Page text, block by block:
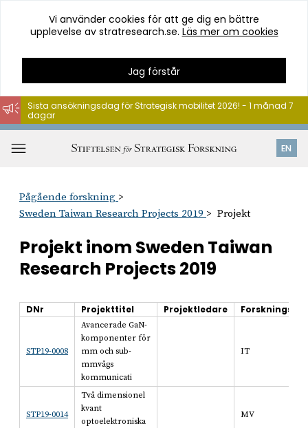
Hoppa
till
innehåll
Vi använder cookies för att ge dig en bättre
upplevelse av stratresearch.se. Läs mer om cookies
Jag förstår
EN
Sista ansökningsdag för Strategisk mobilitet 2026! - 1 månad 7
dagar
Pågående forskning
Sweden Taiwan Research Projects 2019
Projekt
Projekt inom Sweden Taiwan
Research Projects 2019
DNr Projekttitel Projektledare
STP19-0008
Avancerade GaN-
komponenter för
mm och sub-
mmvågs
kommunicati
IT
STP19-0014
Två dimensionel
kvant
optoelektroniska
MV